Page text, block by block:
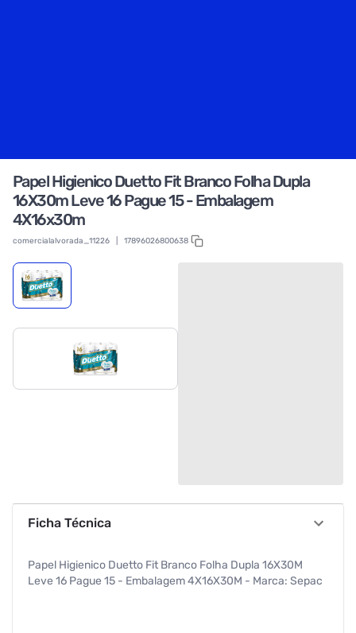
Papel Higienico Duetto Fit Branco Folha Dupla
16X30m Leve 16 Pague 15 - Embalagem
4X16x30m
comercialalvorada_11226 17896026800638
Ficha Técnica
Papel Higienico Duetto Fit Branco Folha Dupla 16X30M
Leve 16 Pague 15 - Embalagem 4X16X30M - Marca: Sepac